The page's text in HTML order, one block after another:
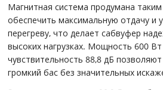
Магнитная система продумана
обеспечить максимальную отдачу и
перегреву, что делает сабвуфер
высоких нагрузках. Мощность 600 Вт
чувствительность 88,8 дБ
громкий бас без значительных